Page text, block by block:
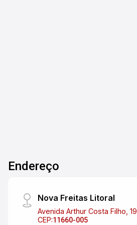
Campos. Aqui você está
Aquarius, supermercados Pão
Tauste, Fórum Estadual,
Hipermercado, Aquarius
Endereço
Nova Freitas Litoral
Avenida Arthur Costa Filho,
CEP:11660-005